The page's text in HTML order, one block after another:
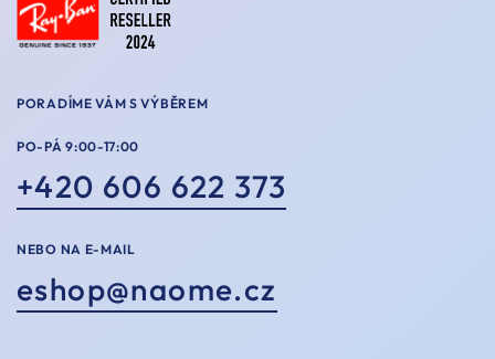
PORADÍME VÁM S VÝBĚREM
PO-PÁ 9:00-17:00
+420 606 622 373
NEBO NA E-MAIL
eshop@naome.cz